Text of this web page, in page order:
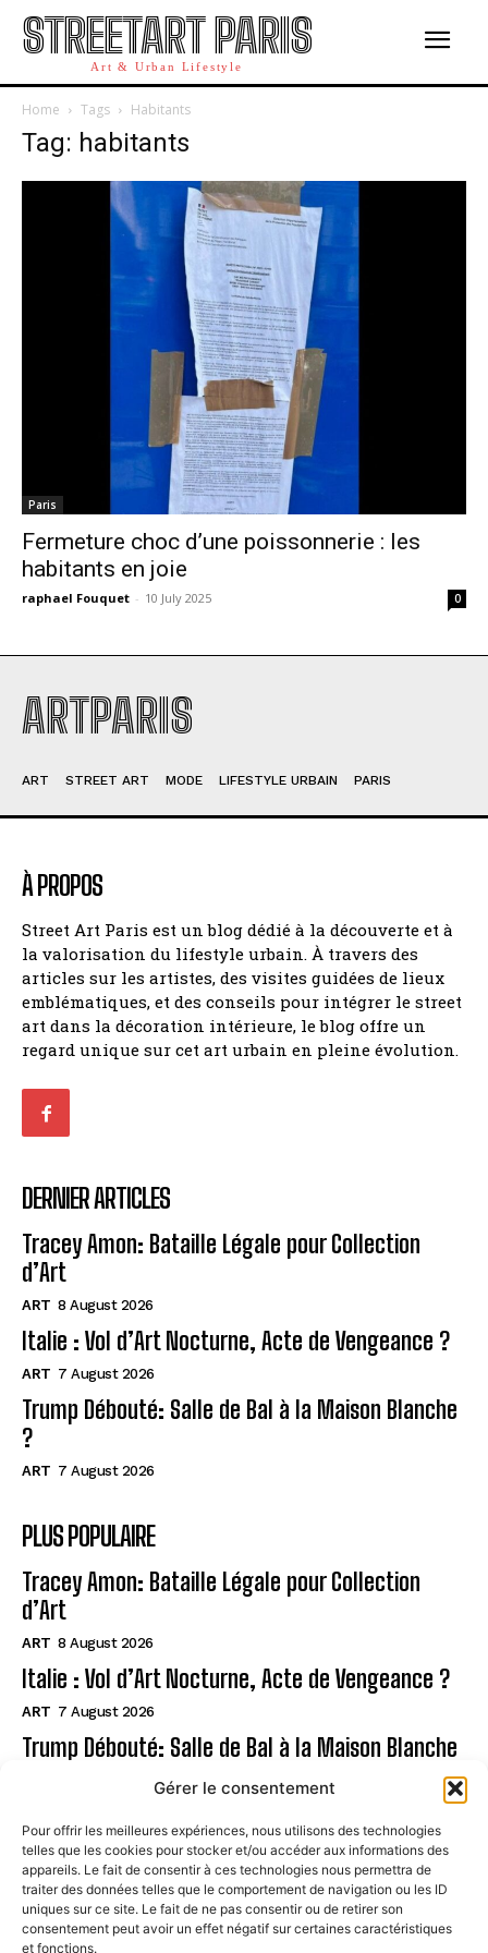
Gérer le consentement
Pour offrir les meilleures expériences, nous utilisons des technologies
telles que les cookies pour stocker et/ou accéder aux informations des
appareils. Le fait de consentir à ces technologies nous permettra de
traiter des données telles que le comportement de navigation ou les ID
uniques sur ce site. Le fait de ne pas consentir ou de retirer son
consentement peut avoir un effet négatif sur certaines caractéristiques
et fonctions.
STREETART PARIS
Art & Urban Lifestyle
Home Tags Habitants
Tag: habitants
Paris
Fermeture choc d’une poissonnerie : les
habitants en joie
raphael Fouquet - 10 July 2025 0
ARTPARIS
ART STREET ART MODE LIFESTYLE URBAIN PARIS
À PROPOS
Street Art Paris est un blog dédié à la découverte et à
la valorisation du lifestyle urbain. À travers des
articles sur les artistes, des visites guidées de lieux
emblématiques, et des conseils pour intégrer le street
art dans la décoration intérieure, le blog offre un
regard unique sur cet art urbain en pleine évolution.
DERNIER ARTICLES
Tracey Amon: Bataille Légale pour Collection
d’Art
ART 8 August 2026
Italie : Vol d’Art Nocturne, Acte de Vengeance ?
ART 7 August 2026
Trump Débouté: Salle de Bal à la Maison Blanche
?
ART 7 August 2026
PLUS POPULAIRE
Tracey Amon: Bataille Légale pour Collection
d’Art
ART 8 August 2026
Italie : Vol d’Art Nocturne, Acte de Vengeance ?
ART 7 August 2026
Trump Débouté: Salle de Bal à la Maison Blanche
Page
CONTACT